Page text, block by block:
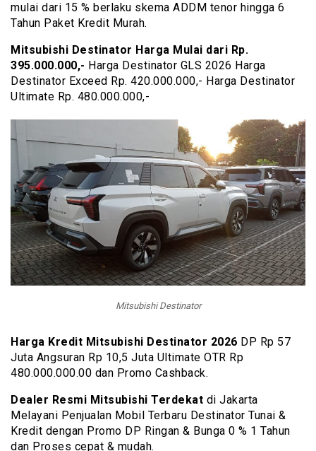
mulai dari 15 % berlaku skema ADDM tenor hingga 6
Tahun Paket Kredit Murah.
Mitsubishi Destinator Harga Mulai dari Rp.
395.000.000,- Harga Destinator GLS 2026 Harga
Destinator Exceed Rp. 420.000.000,- Harga Destinator
Ultimate Rp. 480.000.000,-
Mitsubishi Destinator
Harga Kredit Mitsubishi Destinator 2026 DP Rp 57
Juta Angsuran Rp 10,5 Juta Ultimate OTR Rp
480.000.000.00 dan Promo Cashback.
Dealer Resmi Mitsubishi Terdekat di Jakarta
Melayani Penjualan Mobil Terbaru Destinator Tunai &
Kredit dengan Promo DP Ringan & Bunga 0 % 1 Tahun
dan Proses cepat & mudah.